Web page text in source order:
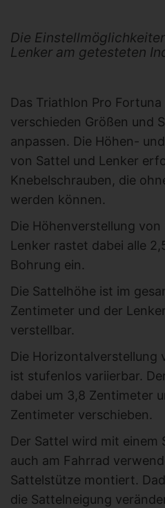
Die
Lenker am getesteten
Das Triathlon Pro
verschieden Größen und
anpassen. Die Höhen-
von Sattel und Lenker
Knebelschrauben, die
werden können.
Die Höhenverstellung
Lenker rastet dabei alle
Bohrung ein.
Die Sattelhöhe ist im
Zentimeter und der
verstellbar.
Die Horizontalverstellung
ist stufenlos variierbar.
dabei um 3,8 Zentimeter
Zentimeter verschieben.
Der Sattel wird mit einem
auch am Fahrrad
Sattelstütze montiert.
die Sattelneigung